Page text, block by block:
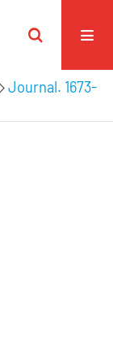
Journal. 1673-